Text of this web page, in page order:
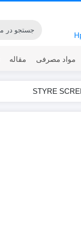
مواد مصرفی مقاله